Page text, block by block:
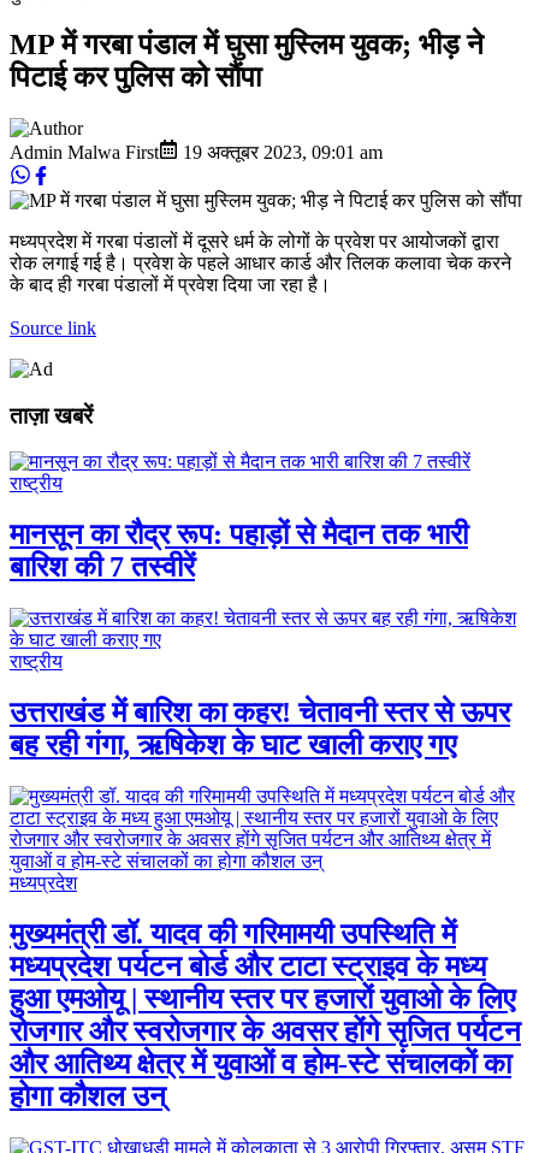
MP में गरबा पंडाल में घुसा मुस्लिम युवक; भीड़ ने
पिटाई कर पुलिस को सौंपा
Admin Malwa First 19 अक्तूबर 2023, 09:01 am
मध्यप्रदेश में गरबा पंडालों में दूसरे धर्म के लोगों के प्रवेश पर आयोजकों द्वारा
रोक लगाई गई है। प्रवेश के पहले आधार कार्ड और तिलक कलावा चेक करने
के बाद ही गरबा पंडालों में प्रवेश दिया जा रहा है।
Source link
ताज़ा खबरें
राष्ट्रीय
मानसून का रौद्र रूप: पहाड़ों से मैदान तक भारी
बारिश की 7 तस्वीरें
राष्ट्रीय
उत्तराखंड में बारिश का कहर! चेतावनी स्तर से ऊपर
बह रही गंगा, ऋषिकेश के घाट खाली कराए गए
मध्यप्रदेश
मुख्यमंत्री डॉ. यादव की गरिमामयी उपस्थिति में
मध्यप्रदेश पर्यटन बोर्ड और टाटा स्ट्राइव के मध्य
हुआ एमओयू | स्थानीय स्तर पर हजारों युवाओ के लिए
रोजगार और स्वरोजगार के अवसर होंगे सृजित पर्यटन
और आतिथ्य क्षेत्र में युवाओं व होम-स्टे संचालकों का
होगा कौशल उन्